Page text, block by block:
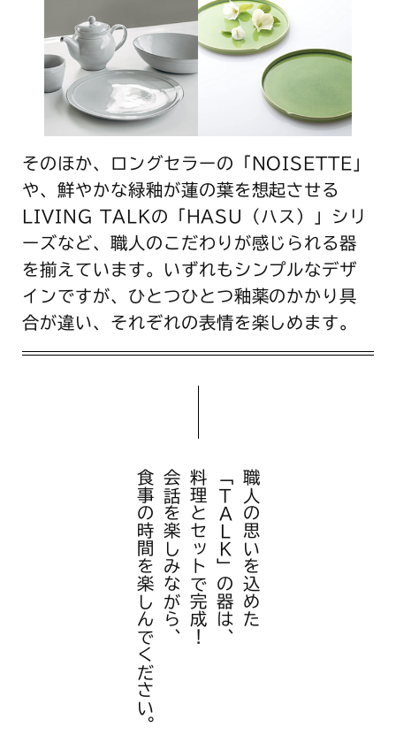
そのほか、ロングセラーの「NOISETTE」
や、鮮やかな緑釉が蓮の葉を想起させる
LIVING TALKの「HASU（ハス）」シリ
ーズなど、職人のこだわりが感じられる器
を揃えています。いずれもシンプルなデザ
インですが、ひとつひとつ釉薬のかかり具
合が違い、それぞれの表情を楽しめます。
職人の思いを込めた
「TALK」の器は、
料理とセットで完成！
会話を楽しみながら、
食事の時間を楽しんでください。